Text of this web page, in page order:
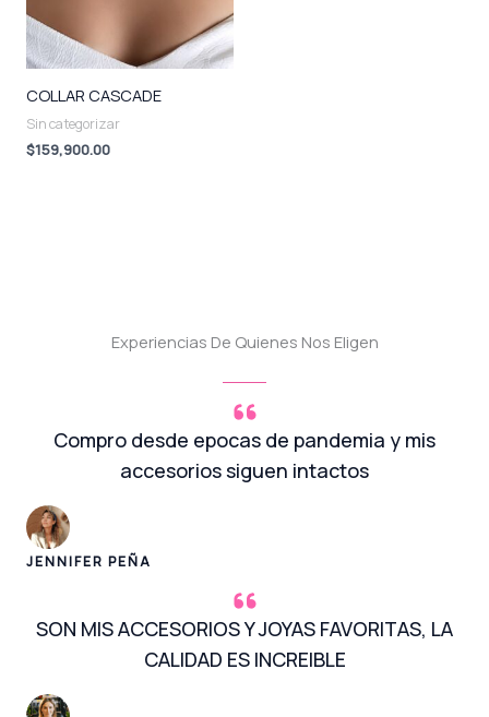
COLLAR CASCADE
Sin categorizar
$159,900.00
Experiencias De Quienes Nos Eligen
Compro desde epocas de pandemia y mis
accesorios siguen intactos
JENNIFER PEÑA
SON MIS ACCESORIOS Y JOYAS FAVORITAS, LA
CALIDAD ES INCREIBLE